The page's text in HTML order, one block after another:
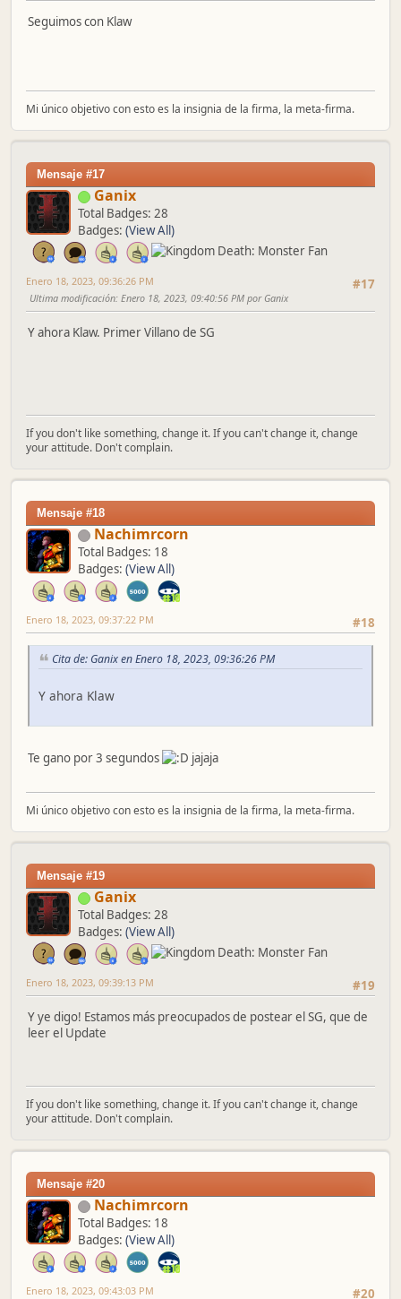
Seguimos con Klaw
Mi único objetivo con esto es la insignia de la firma, la meta-firma.
Mensaje #17
Ganix
Total Badges: 28
Badges: (View All)
#17
Enero 18, 2023, 09:36:26 PM
Ultima modificación: Enero 18, 2023, 09:40:56 PM por Ganix
Y ahora Klaw. Primer Villano de SG
If you don't like something, change it. If you can't change it, change
your attitude. Don't complain.
Mensaje #18
Nachimrcorn
Total Badges: 18
Badges: (View All)
#18
Enero 18, 2023, 09:37:22 PM
Cita de: Ganix en Enero 18, 2023, 09:36:26 PM
Y ahora Klaw
Te gano por 3 segundos jajaja
Mi único objetivo con esto es la insignia de la firma, la meta-firma.
Mensaje #19
Ganix
Total Badges: 28
Badges: (View All)
#19
Enero 18, 2023, 09:39:13 PM
Y ye digo! Estamos más preocupados de postear el SG, que de
leer el Update
If you don't like something, change it. If you can't change it, change
your attitude. Don't complain.
Mensaje #20
Nachimrcorn
Total Badges: 18
Badges: (View All)
#20
Enero 18, 2023, 09:43:03 PM